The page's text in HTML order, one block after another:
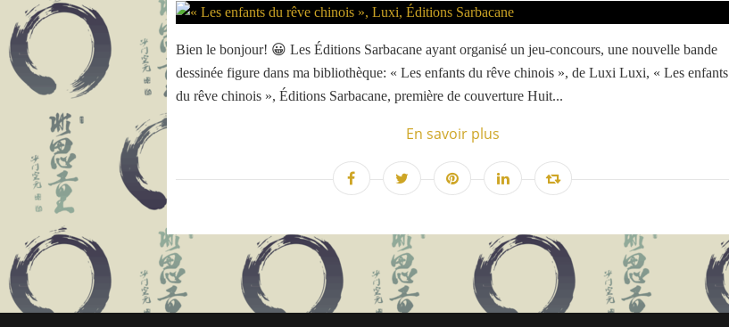
Bien le bonjour! 😀 Les Éditions Sarbacane ayant organisé un jeu-concours, une nouvelle bande
dessinée figure dans ma bibliothèque: « Les enfants du rêve chinois », de Luxi Luxi, « Les enfants
du rêve chinois », Éditions Sarbacane, première de couverture Huit...
En savoir plus